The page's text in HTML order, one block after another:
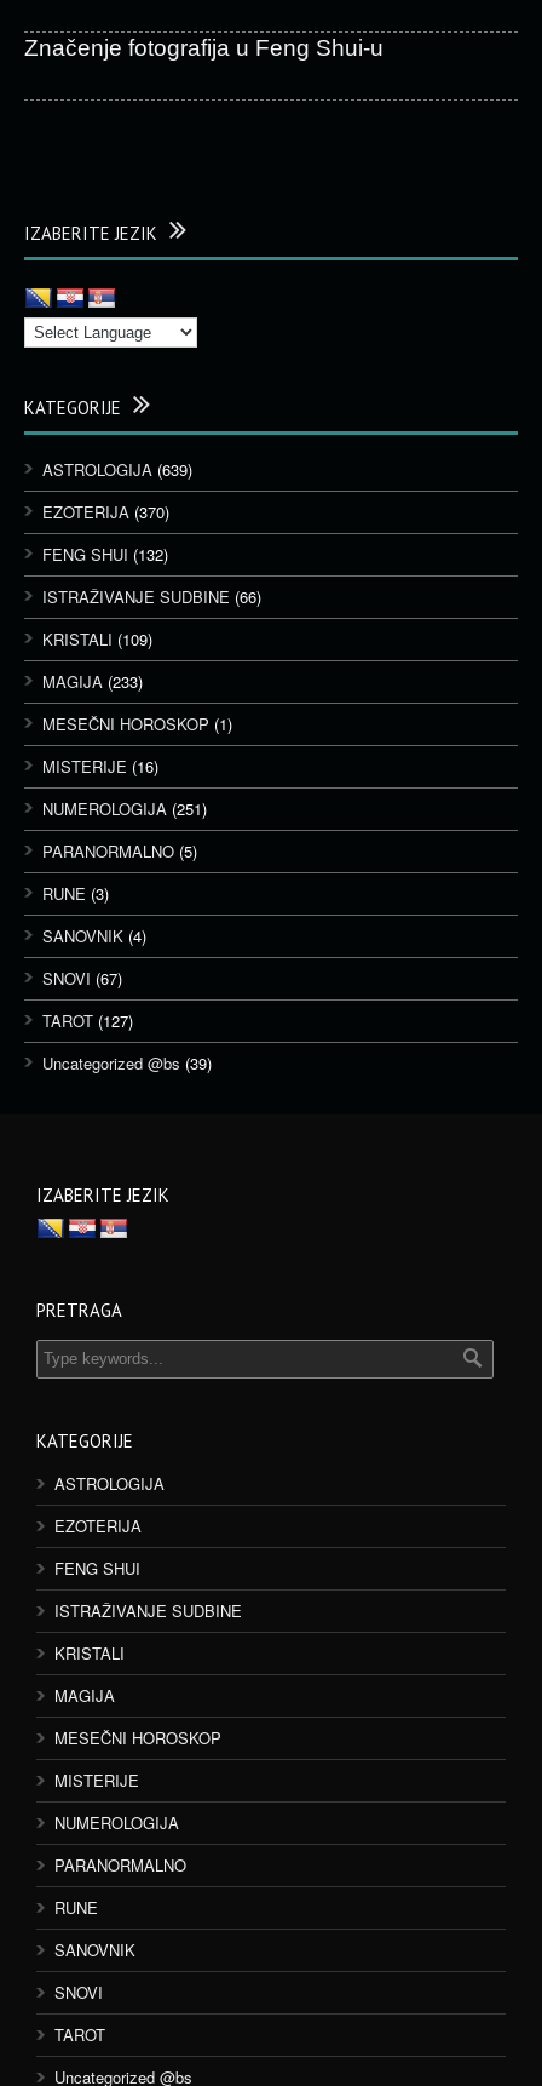
Značenje fotografija u Feng Shui-u
IZABERITE JEZIK
KATEGORIJE
ASTROLOGIJA (639)
EZOTERIJA (370)
FENG SHUI (132)
ISTRAŽIVANJE SUDBINE (66)
KRISTALI (109)
MAGIJA (233)
MESEČNI HOROSKOP (1)
MISTERIJE (16)
NUMEROLOGIJA (251)
PARANORMALNO (5)
RUNE (3)
SANOVNIK (4)
SNOVI (67)
TAROT (127)
Uncategorized @bs (39)
IZABERITE JEZIK
PRETRAGA
KATEGORIJE
ASTROLOGIJA
EZOTERIJA
FENG SHUI
ISTRAŽIVANJE SUDBINE
KRISTALI
MAGIJA
MESEČNI HOROSKOP
MISTERIJE
NUMEROLOGIJA
PARANORMALNO
RUNE
SANOVNIK
SNOVI
TAROT
Uncategorized @bs